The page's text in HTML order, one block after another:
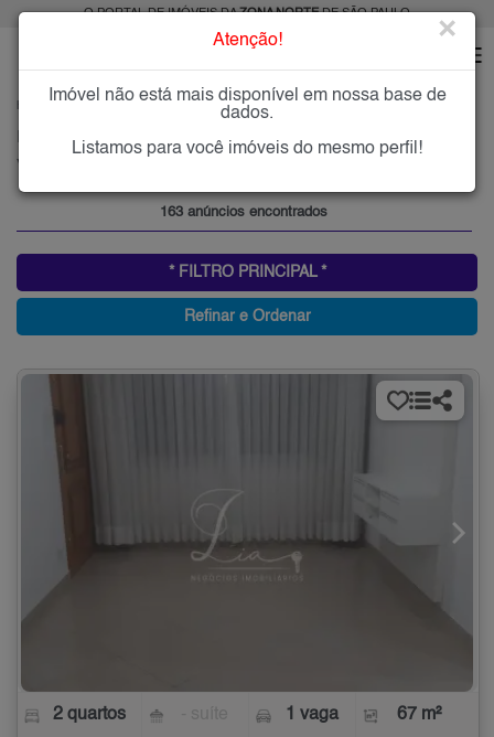
O PORTAL DE IMÓVEIS DAZONA NORTEDE SÃO PAULO
VILA CONSTANÇA
Imóveis à Venda na Vila Constança, Zona Norte de São Paulo
Vila Constança, Zona Norte
163 anúncios encontrados
* FILTRO PRINCIPAL *
Refinar e Ordenar
2 quartos 1 vaga 67 m²
Atenção! ×
Imóvel não está mais disponível em nossa base de
dados.
Listamos para você imóveis do mesmo perfil!